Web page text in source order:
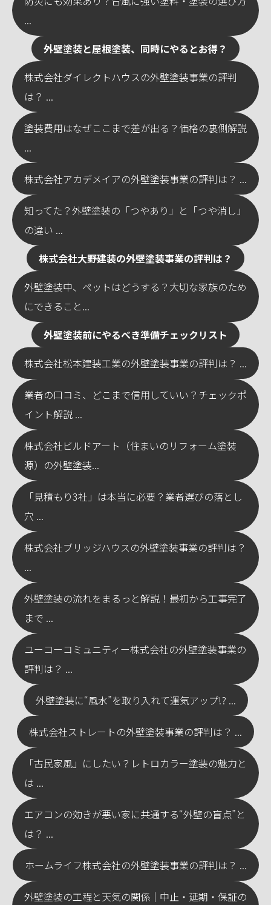
...
外壁塗装と屋根塗装、同時にやるとお得？
株式会社ダイレクトハウスの外壁塗装事業の評判
は？ ...
塗装費用はなぜここまで差が出る？価格の裏側解説
...
株式会社アカデメイアの外壁塗装事業の評判は？ ...
知ってた？外壁塗装の「つやあり」と「つや消し」
の違い ...
株式会社大野建装の外壁塗装事業の評判は？
外壁塗装中、ペットはどうする？大切な家族のため
にできること...
外壁塗装前にやるべき準備チェックリスト
株式会社松本建装工業の外壁塗装事業の評判は？ ...
業者の口コミ、どこまで信用していい？チェックポ
イント解説 ...
株式会社ビルドアート（住まいのリフォーム塗装
源）の外壁塗装...
「見積もり3社」は本当に必要？業者選びの落とし
穴 ...
株式会社ブリッジハウスの外壁塗装事業の評判は？
...
外壁塗装の流れをまるっと解説！最初から工事完了
まで ...
ユーコーコミュニティー株式会社の外壁塗装事業の
評判は？ ...
外壁塗装に“風水”を取り入れて運気アップ!? ...
株式会社ストレートの外壁塗装事業の評判は？ ...
「古民家風」にしたい？レトロカラー塗装の魅力と
は ...
エアコンの効きが悪い家に共通する“外壁の盲点”と
は？ ...
ホームライフ株式会社の外壁塗装事業の評判は？ ...
外壁塗装の工程と天気の関係｜中止・延期・保証の